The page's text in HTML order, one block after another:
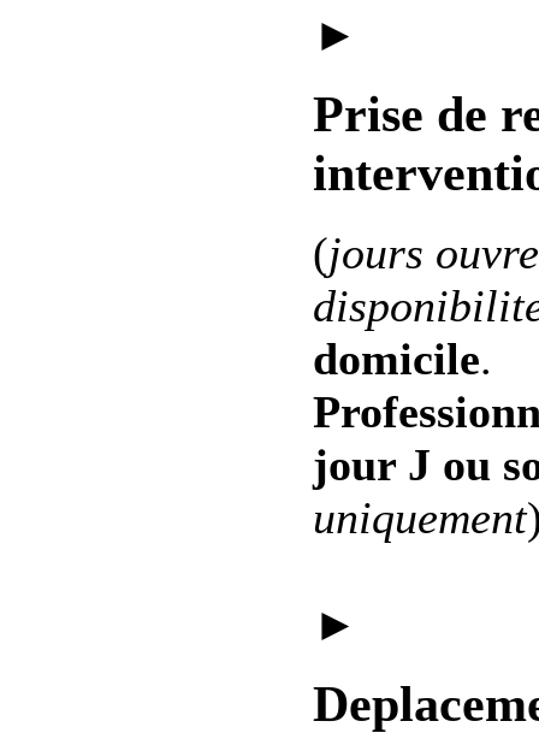
►
Prise de
(jours
domicile.
jour J ou
uniquement
►